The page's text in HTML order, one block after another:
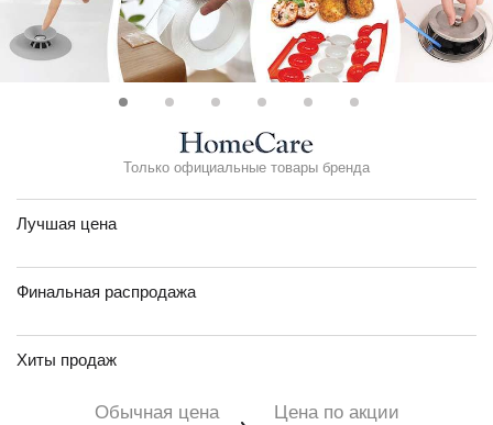
Только официальные товары бренда
Лучшая цена
Финальная распродажа
Хиты продаж
Обычная цена Цена по акции